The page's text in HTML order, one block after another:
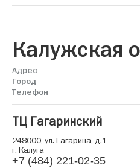
Калужская
Адрес
Город
Телефон
ТЦ Гагаринский
248000, ул. Гагарина, д.1
г. Калуга
+7 (484) 221-02-35